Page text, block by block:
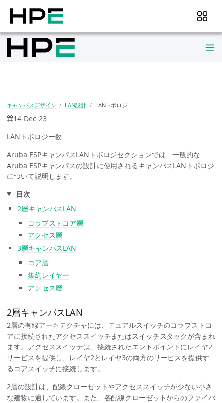
キャンパスデザイン LAN設計 LANトポロジ
14-Dec-23
LANトポロジー数
Aruba ESPキャンパスLANトポロジセクションでは、一般的な
Aruba ESPキャンパスの設計に使用されるキャンパスLANトポロジ
について説明します。
目次
2層キャンパスLAN
コラプストコア層
アクセス層
3層キャンパスLAN
コア層
集約レイヤー
アクセス層
2層キャンパスLAN
2層の有線アーキテクチャには、デュアルスイッチのコラプストコ
アに接続されたアクセススイッチまたはスイッチスタックが含まれ
ます。アクセススイッチは、接続されたエンドポイントにレイヤ2
サービスを提供し、レイヤ2とレイヤ3の両方のサービスを提供す
るコアスイッチに接続します。
2層の設計は、配線クローゼットやアクセススイッチが少ない小さ
な建物に適しています。また、各配線クローゼットからのファイバ